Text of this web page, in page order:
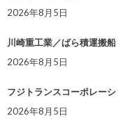
2026年8月5日
川崎重工業／ばら積運搬
2026年8月5日
フジトランスコーポレー
2026年8月5日